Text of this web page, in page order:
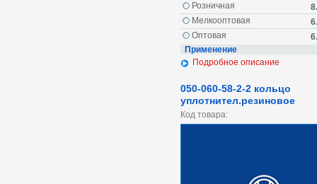
Розничная
Мелкооптовая
Оптовая
Применение
Подробное описание
050-060-58-2-2 кольцо
уплотнител.резиновое
Код товара: